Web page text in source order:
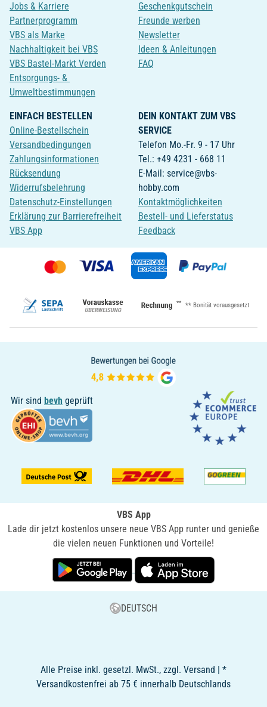
Jobs & Karriere
Partnerprogramm
VBS als Marke
Nachhaltigkeit bei VBS
VBS Bastel-Markt Verden
Entsorgungs- &
Umweltbestimmungen
Geschenkgutschein
Freunde werben
Newsletter
Ideen & Anleitungen
FAQ
EINFACH BESTELLEN
Online-Bestellschein
Versandbedingungen
Zahlungsinformationen
Rücksendung
Widerrufsbelehrung
Datenschutz-Einstellungen
Erklärung zur Barrierefreiheit
VBS App
DEIN KONTAKT ZUM VBS
SERVICE
Telefon Mo.-Fr. 9 - 17 Uhr
Tel.: +49 4231 - 668 11
E-Mail: service@vbs-
hobby.com
Kontaktmöglichkeiten
Bestell- und Lieferstatus
Feedback
** ** Bonität vorausgesetzt
Wir sind bevh geprüft
VBS App
Lade dir jetzt kostenlos unsere neue VBS App runter und genieße
die vielen neuen Funktionen und Vorteile!
DEUTSCH
Alle Preise inkl. gesetzl. MwSt., zzgl. Versand | *
Versandkostenfrei ab 75 € innerhalb Deutschlands